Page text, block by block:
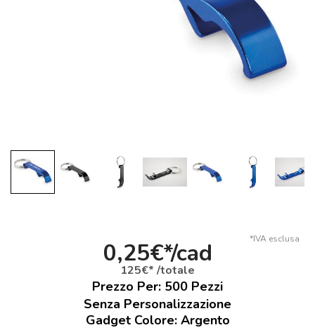
*IVA esclusa
0,25€*/cad
125€* /totale
Prezzo Per: 500 Pezzi
Senza Personalizzazione
Gadget Colore: Argento